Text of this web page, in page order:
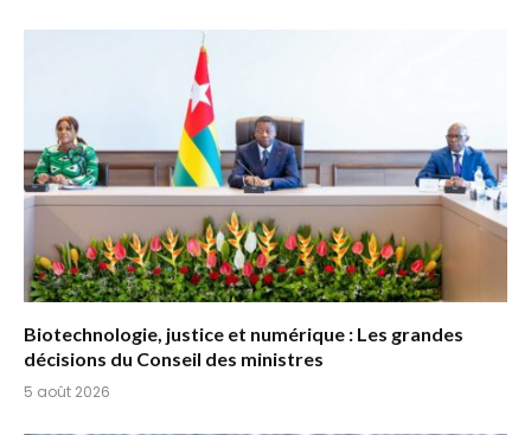
Biotechnologie, justice et numérique : Les grandes
décisions du Conseil des ministres
5 août 2026